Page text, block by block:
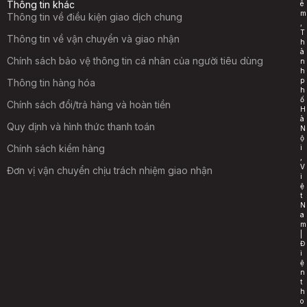
Thông tin khác
Thông tin về điều kiện giao dịch chung
Thông tin về vận chuyển và giao nhận
Chính sách bảo vệ thông tin cá nhân của người tiêu dùng
Thông tin hàng hóa
Chính sách đổi/trả hàng và hoàn tiền
Quy dịnh và hình thức thanh toán
Chính sách kiểm hàng
Đơn vị vận chuyển chịu trách nhiệm giao nhận
ê
m
T
h
à
n
h
p
h
ố
H
à
N
ộ
i
V
i
ệ
t
N
a
m
Đ
i
ệ
n
t
h
o